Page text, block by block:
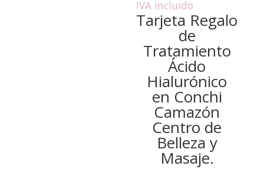
IVA incluido
Tarjeta Regalo
de
Tratamiento
Ácido
Hialurónico
en Conchi
Camazón
Centro de
Belleza y
Masaje.